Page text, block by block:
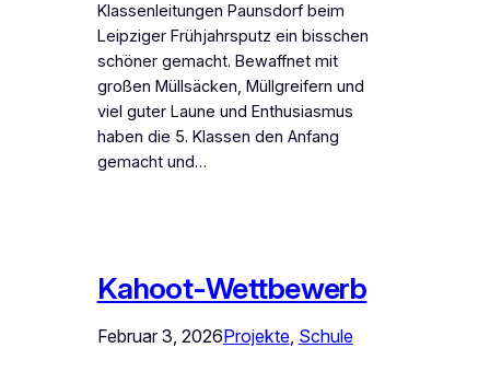
Klassenleitungen Paunsdorf beim
Leipziger Frühjahrsputz ein bisschen
schöner gemacht. Bewaffnet mit
großen Müllsäcken, Müllgreifern und
viel guter Laune und Enthusiasmus
haben die 5. Klassen den Anfang
gemacht und…
Kahoot-Wettbewerb
Februar 3, 2026Projekte, Schule